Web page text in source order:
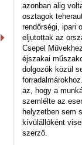
azonban alig
osztagok
rendőrségi, ipari
eljutottak az
Csepel
éjszakai
dolgozók közül
az, hogy a
szemlélte az
helyzetben sem
kívülállóként
szerző.